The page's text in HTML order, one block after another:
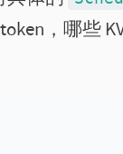
，哪些